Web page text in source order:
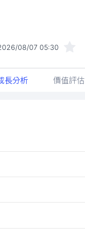
08/07 05:30
長分析 價值評估